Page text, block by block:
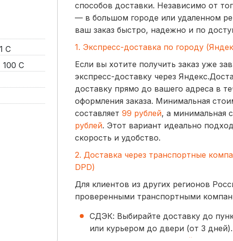
1 С
100 С
способов доставки. Независимо от
— в большом городе или удаленном
ваш заказ быстро, надежно и по
1. Экспресс-доставка по городу
Если вы хотите получить заказ уже
экспресс-доставку через
доставку прямо до вашего адреса в
оформления заказа. Минимальная
составляет 99 рублей, а минимальная
рублей. Этот вариант идеально
скорость и удобство.
2. Доставка через транспортные
DPD)
Для клиентов из других регионов
проверенными транспортными
СДЭК: Выбирайте доставку до
или курьером до двери (от 3